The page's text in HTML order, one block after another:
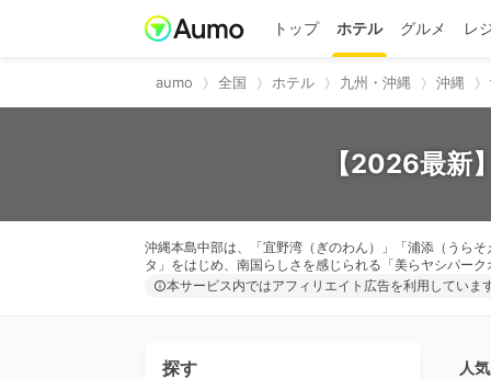
トップ ホテル グルメ レ
aumo 全国 ホテル 九州・沖縄 沖縄
【2026最新
沖縄本島中部は、「宜野湾（ぎのわん）」「浦添（うら
タ」をはじめ、南国らしさを感じられる「美らヤシパー
本サービス内ではアフィリエイト広告を利用していま
探す 人